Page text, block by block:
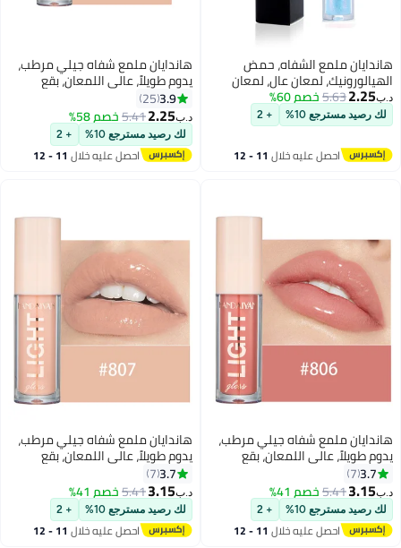
7
هاندايان ملمع الشفاه، حمض
الهيالورونيك، لمعان عالٍ، لمعان
فائق، لون غير لزج، زيت وصمة عار،
أحمر الشفاه السائل، بريق رافع، يدوم
طويلاً، مقاوم للماء، مرطب للنساء
والفتيات
د.ب‏2.25
5.63خصم 60%
لك رصيد مسترجع 10% + 2
احصل عليه خلال 11 - 12
13
هاندايان ملمع شفاه جيلي مرطب،
يدوم طويلاً، عالي اللمعان، بقع
خفيفة، لامع للغاية، بلسم زيت ملون،
معالجة الشفاه، توهج زجاجي،
لمعان، مكياج، لون مشرق، رافع،
العناية بالشفاه للنساء والفتيات
3.9
25
د.ب‏2.25
5.41خصم 58%
لك رصيد مسترجع 10% + 2
احصل عليه خلال 11 - 12
13
هاندايان ملمع شفاه جيلي مرطب،
يدوم طويلاً، عالي اللمعان، بقع
خفيفة، لامع للغاية، بلسم زيت ملون،
معالجة الشفاه، توهج زجاجي،
لمعان، مكياج، لون مشرق، رافع،
العناية بالشفاه للنساء والفتيات
3.7
7
د.ب‏3.15
5.41خصم 41%
لك رصيد مسترجع 10% + 2
احصل عليه خلال 11 - 12
13
هاندايان ملمع شفاه جيلي مرطب،
يدوم طويلاً، عالي اللمعان، بقع
خفيفة، لامع للغاية، بلسم زيت ملون،
معالجة الشفاه، توهج زجاجي،
لمعان، مكياج، لون مشرق، رافع،
العناية بالشفاه للنساء والفتيات
3.7
7
د.ب‏3.15
5.41خصم 41%
لك رصيد مسترجع 10% + 2
احصل عليه خلال 11 - 12